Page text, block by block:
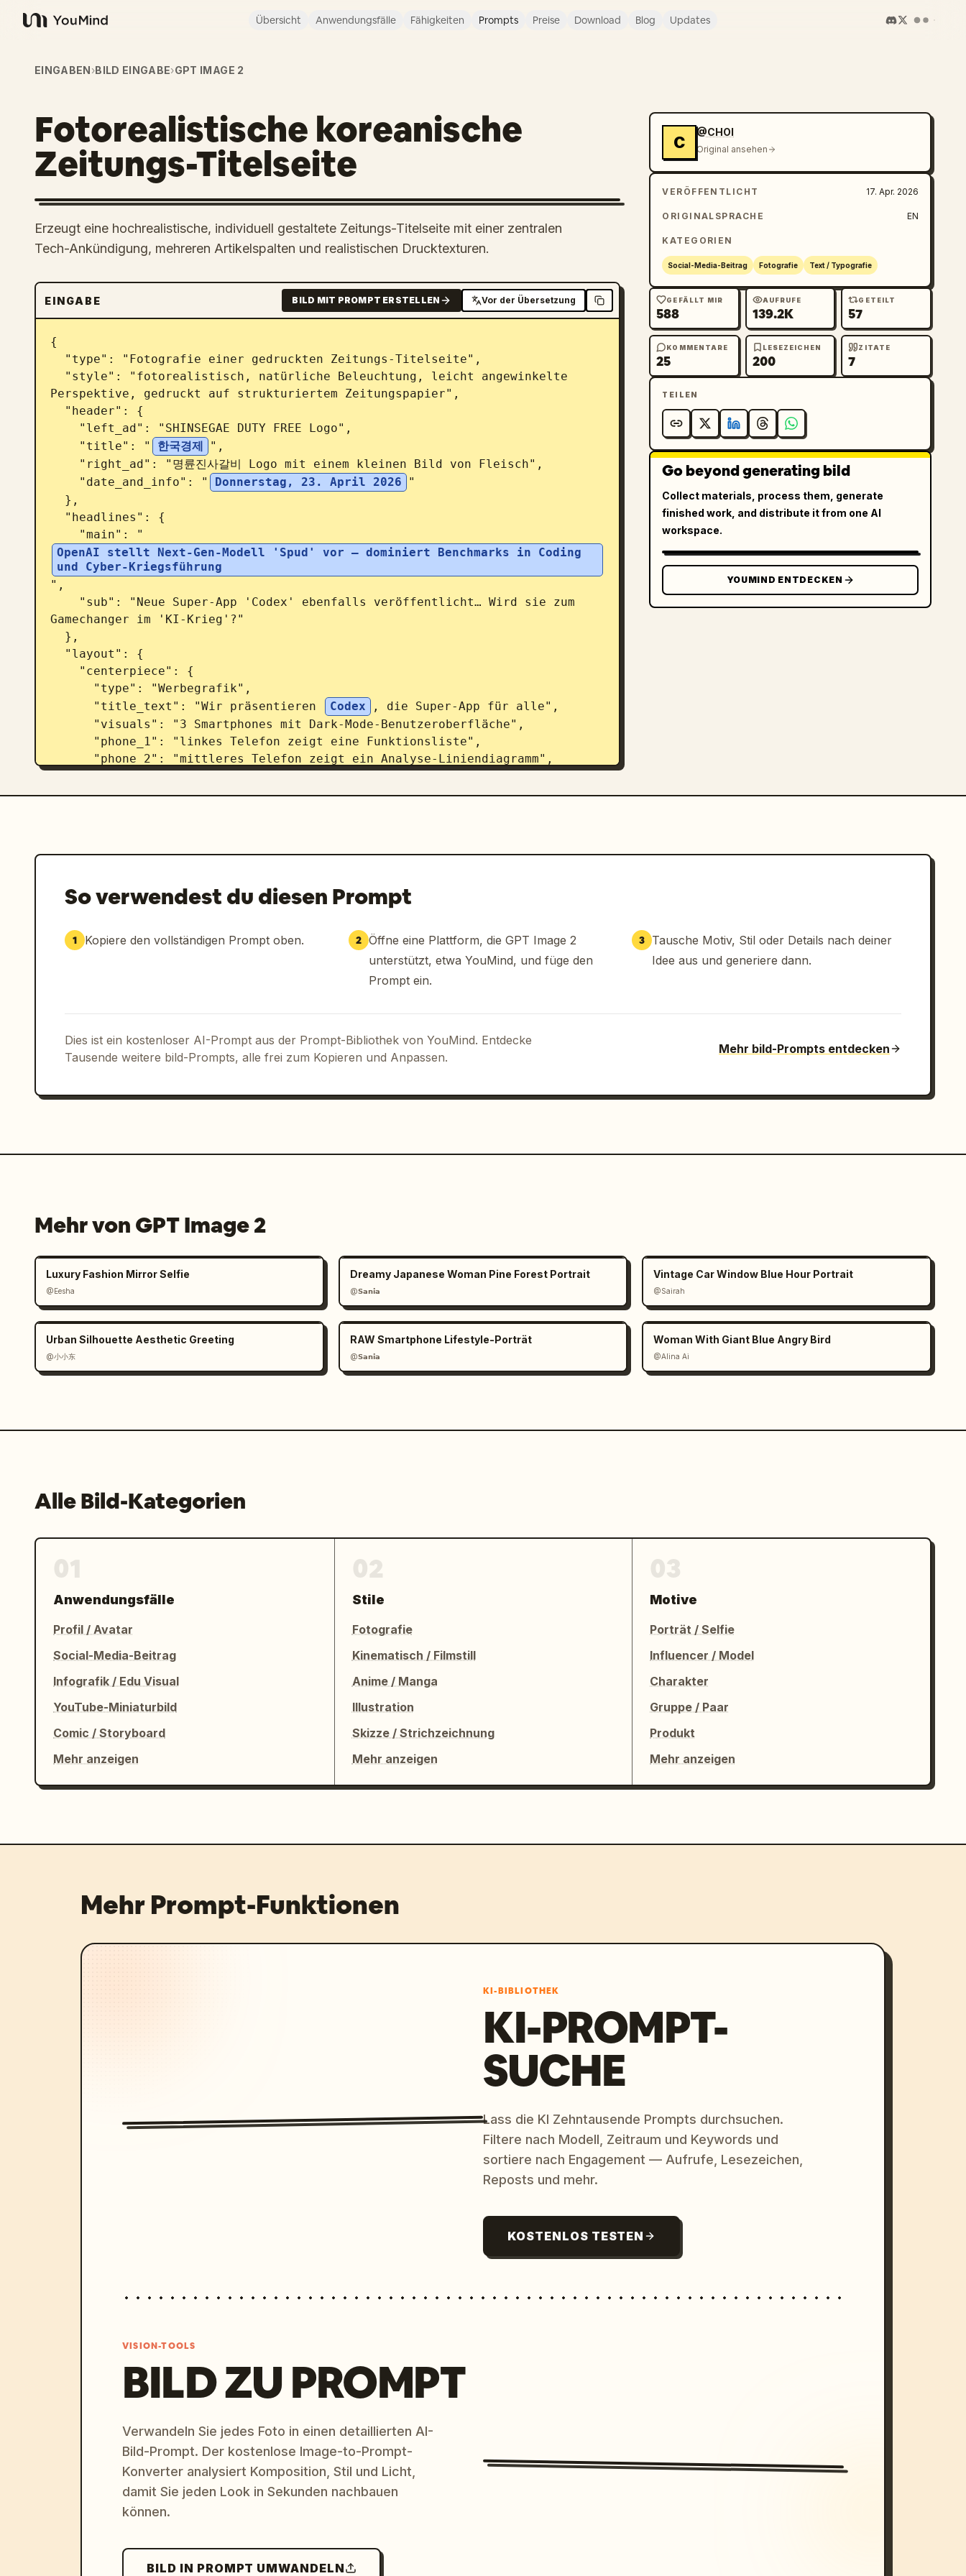
YouMind
Übersicht Anwendungsfälle Fähigkeiten Prompts Preise Download Blog Updates
EINGABEN›BILD EINGABE›GPT IMAGE 2
Fotorealistische koreanische
Zeitungs-Titelseite
Erzeugt eine hochrealistische, individuell gestaltete Zeitungs-Titelseite mit einer zentralen
Tech-Ankündigung, mehreren Artikelspalten und realistischen Drucktexturen.
EINGABE BILD MIT PROMPT ERSTELLEN Vor der Übersetzung
{
Perspektive, gedruckt auf strukturiertem Zeitungspapier",
    "title": "
한국경제
",
    "date_and_info": "
Donnerstag, 23. April 2026
"
    "main": "
OpenAI stellt Next-Gen-Modell 'Spud' vor – dominiert Benchmarks in Coding
und Cyber-Kriegsführung
",
Gamechanger im 'KI-Krieg'?"
      "title_text": "Wir präsentieren
Codex
, die Super-App für alle",
Skript"
        "count": 2,
Benchmarks"]
      },
        "count": 1,
        "labels": ["Überlegener Sieg auch bei Cyber-Kriegsführungs-
Benchmarks"]
        "title": "Artikel unten links",
        "labels": ["New Yorker Börse: KI-Rallye sorgt für Kursanstiege…
        "title": "Werbung unten rechts",
        "count": 1,
        "labels": ["
Samsung Electronics, der weltweit führende Hersteller von
Speicherhalbleitern
"]
      }
    ]
  }
C
@CHOI
Original ansehen
VERÖFFENTLICHT 17. Apr. 2026
ORIGINALSPRACHE EN
KATEGORIEN
Social-Media-Beitrag Fotografie Text / Typografie
GEFÄLLT MIR
588
AUFRUFE
139.2K
GETEILT
57
KOMMENTARE
25
LESEZEICHEN
200
ZITATE
7
TEILEN
Go beyond generating bild
Collect materials, process them, generate
finished work, and distribute it from one AI
workspace.
YOUMIND ENTDECKEN
So verwendest du diesen Prompt
1 Kopiere den vollständigen Prompt oben. 2 Öffne eine Plattform, die GPT Image 2
unterstützt, etwa YouMind, und füge den
Prompt ein.
3
Tausche Motiv, Stil oder Details nach deiner
Idee aus und generiere dann.
Dies ist ein kostenloser AI-Prompt aus der Prompt-Bibliothek von YouMind. Entdecke
Tausende weitere bild-Prompts, alle frei zum Kopieren und Anpassen.
Mehr bild-Prompts entdecken
Mehr von GPT Image 2
Luxury Fashion Mirror Selfie
@Eesha
Dreamy Japanese Woman Pine Forest Portrait
@𝗦𝗮𝗻𝗶𝗮
Vintage Car Window Blue Hour Portrait
@Sairah
Urban Silhouette Aesthetic Greeting
@小小东
RAW Smartphone Lifestyle-Porträt
@𝗦𝗮𝗻𝗶𝗮
Woman With Giant Blue Angry Bird
@Alina Ai
Alle Bild-Kategorien
Anwendungsfälle
Profil / Avatar
Social-Media-Beitrag
Infografik / Edu Visual
YouTube-Miniaturbild
Comic / Storyboard
Mehr anzeigen
Stile
Fotografie
Kinematisch / Filmstill
Anime / Manga
Illustration
Skizze / Strichzeichnung
Mehr anzeigen
Motive
Porträt / Selfie
Influencer / Model
Charakter
Gruppe / Paar
Produkt
Mehr anzeigen
Mehr Prompt-Funktionen
KI-BIBLIOTHEK
KI-PROMPT-
SUCHE
Lass die KI Zehntausende Prompts durchsuchen.
Filtere nach Modell, Zeitraum und Keywords und
sortiere nach Engagement — Aufrufe, Lesezeichen,
Reposts und mehr.
KOSTENLOS TESTEN
VISION-TOOLS
BILD ZU PROMPT
Verwandeln Sie jedes Foto in einen detaillierten AI-
Bild-Prompt. Der kostenlose Image-to-Prompt-
Konverter analysiert Komposition, Stil und Licht,
damit Sie jeden Look in Sekunden nachbauen
können.
BILD IN PROMPT UMWANDELN